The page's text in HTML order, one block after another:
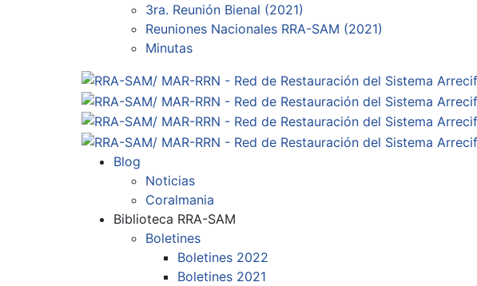
3ra. Reunión Bienal (2021)
Reuniones Nacionales RRA-SAM (2021)
Minutas
Blog
Noticias
Coralmania
Biblioteca RRA-SAM
Boletines
Boletines 2022
Boletines 2021